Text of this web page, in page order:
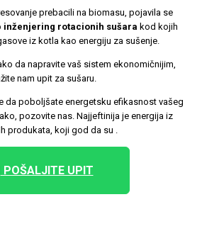
prebacili na biomasu, pojavila se
inženjering rotacionih sušara kod kojih
iz kotla kao energiju za sušenje.
da napravite vaš sistem ekonomičnijim,
nam upit za sušaru.
da poboljšate energetsku efikasnost vašeg
pozovite nas. Najjeftinija je energija iz
produkata, koji god da su .
POŠALJITE UPIT